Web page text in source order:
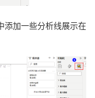
添加一些分析线展示在